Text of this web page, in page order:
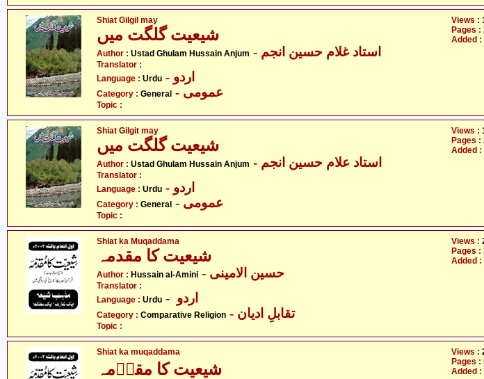
Shiat Gilgil may
شیعیت گلگت میں
Author : Ustad Ghulam Hussain Anjum - استاد غلام حسین انجم
Translator :
Language : Urdu - اردو
Category : General - عمومی
Topic :
Views :
Pages :
Added :
Shiat Gilgit may
شیعیت گلگت میں
Author : Ustad Ghulam Hussain Anjum - استاد علام حسین انجم
Translator :
Language : Urdu - اردو
Category : General - عمومی
Topic :
Views :
Pages :
Added :
Shiat ka Muqaddama
Author : Hussain al-Amini - حسین الامینی
Translator :
Language : Urdu
Category : Comparative Religion - تقابلِ ادیان
Topic :
Views :
Pages :
Added :
Shiat ka muqaddama
شیعیت کا مقدؔمہ
Views :
Pages :
Added :